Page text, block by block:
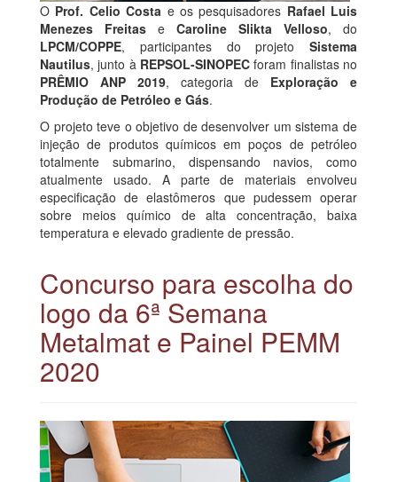
O Prof. Celio Costa e os pesquisadores Rafael Luis
Menezes Freitas e Caroline Slikta Velloso, do
LPCM/COPPE, participantes do projeto Sistema
Nautilus, junto à REPSOL-SINOPEC foram finalistas no
PRÊMIO ANP 2019, categoria de Exploração e
Produção de Petróleo e Gás.
O projeto teve o objetivo de desenvolver um sistema de
injeção de produtos químicos em poços de petróleo
totalmente submarino, dispensando navios, como
atualmente usado. A parte de materiais envolveu
especificação de elastômeros que pudessem operar
sobre meios químico de alta concentração, baixa
temperatura e elevado gradiente de pressão.
Concurso para escolha do
logo da 6ª Semana
Metalmat e Painel PEMM
2020